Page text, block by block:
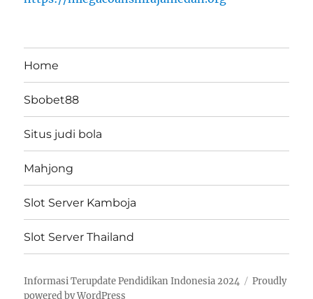
Home
Sbobet88
Situs judi bola
Mahjong
Slot Server Kamboja
Slot Server Thailand
Informasi Terupdate Pendidikan Indonesia 2024
Proudly
powered by WordPress